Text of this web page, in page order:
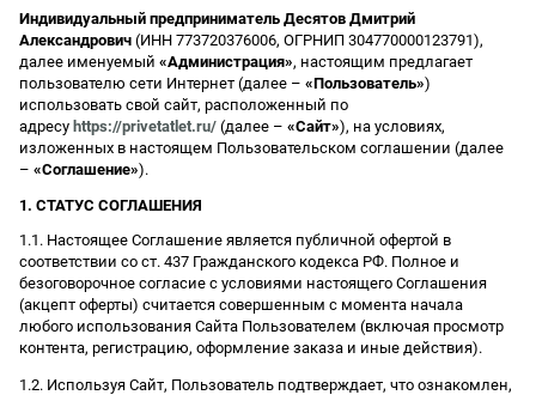
Индивидуальный предприниматель Десятов Дмитрий
Александрович (ИНН 773720376006, ОГРНИП 304770000123791),
далее именуемый «Администрация», настоящим предлагает
пользователю сети Интернет (далее – «Пользователь»)
использовать свой сайт, расположенный по
адресу https://privetatlet.ru/ (далее – «Сайт»), на условиях,
изложенных в настоящем Пользовательском соглашении (далее
– «Соглашение»).
1. СТАТУС СОГЛАШЕНИЯ
1.1. Настоящее Соглашение является публичной офертой в
соответствии со ст. 437 Гражданского кодекса РФ. Полное и
безоговорочное согласие с условиями настоящего Соглашения
(акцепт оферты) считается совершенным с момента начала
любого использования Сайта Пользователем (включая просмотр
контента, регистрацию, оформление заказа и иные действия).
1.2. Используя Сайт, Пользователь подтверждает, что ознакомлен,